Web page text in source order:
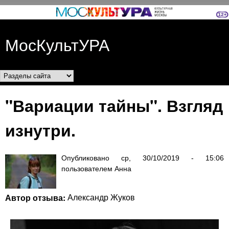
Перейти к основному
МосКультУРА
Разделы сайта
"Вариации тайны". Взгляд
изнутри.
Опубликовано ср, 30/10/2019 - 15:06
пользователем Анна
Автор отзыва: Александр Жуков